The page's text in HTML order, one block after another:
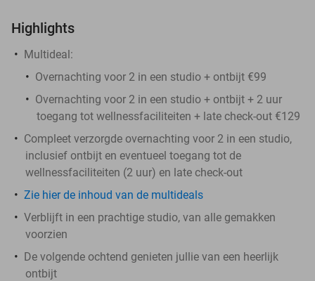
Highlights
Multideal:
Overnachting voor 2 in een studio + ontbijt €99
Overnachting voor 2 in een studio + ontbijt + 2 uur
toegang tot wellnessfaciliteiten + late check-out €129
Compleet verzorgde overnachting voor 2 in een studio,
inclusief ontbijt en eventueel toegang tot de
wellnessfaciliteiten (2 uur) en late check-out
Zie hier de inhoud van de multideals
Verblijft in een prachtige studio, van alle gemakken
voorzien
De volgende ochtend genieten jullie van een heerlijk
ontbijt